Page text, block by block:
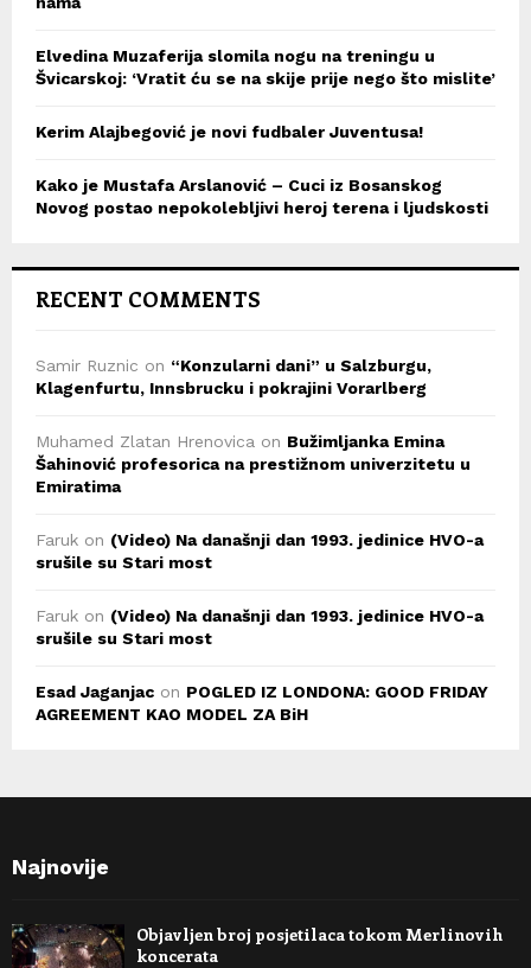
Elvedina Muzaferija slomila nogu na treningu u
Švicarskoj: ‘Vratit ću se na skije prije nego što mislite’
Kerim Alajbegović je novi fudbaler Juventusa!
Kako je Mustafa Arslanović – Cuci iz Bosanskog
Novog postao nepokolebljivi heroj terena i ljudskosti
RECENT COMMENTS
Samir Ruznic on “Konzularni dani” u Salzburgu,
Klagenfurtu, Innsbrucku i pokrajini Vorarlberg
Muhamed Zlatan Hrenovica on Bužimljanka Emina
Šahinović profesorica na prestižnom univerzitetu u
Emiratima
Faruk on (Video) Na današnji dan 1993. jedinice HVO-a
srušile su Stari most
Faruk on (Video) Na današnji dan 1993. jedinice HVO-a
srušile su Stari most
Esad Jaganjac on POGLED IZ LONDONA: GOOD FRIDAY
AGREEMENT KAO MODEL ZA BiH
Najnovije
Objavljen broj posjetilaca tokom Merlinovih
koncerata